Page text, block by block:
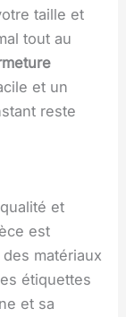
taille et
tout au
et un
reste
et
est
matériaux
étiquettes
et sa